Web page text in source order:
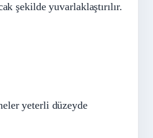
şekilde yuvarlaklaştırılır.
yeterli düzeyde